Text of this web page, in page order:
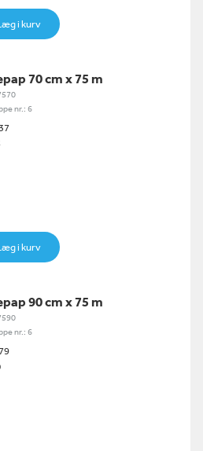
i kurv
70 cm x 75 m
nr.: 6
i kurv
90 cm x 75 m
nr.: 6